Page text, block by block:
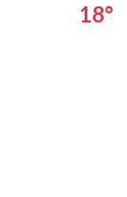
18°